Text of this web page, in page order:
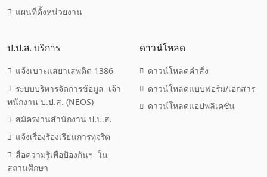
แผนที่ตั้งหน่วยงาน
ป.ป.ส. บริการ
แจ้งเบาะแสยาเสพติด 1386
ระบบบริหารจัดการข้อมูล เจ้า
พนักงาน ป.ป.ส. (NEOS)
สมัครงานสำนักงาน ป.ป.ส.
แจ้งเรื่องร้องเรียนการทุจริต
สื่อความรู้เพื่อป้องกันฯ ใน
สถานศึกษา
ดาวน์โหลด
ดาวน์โหลดคำสั่ง
ดาวน์โหลดแบบฟอร์ม/เอกสาร
ดาวน์โหลดแอปพลิเคชั่น